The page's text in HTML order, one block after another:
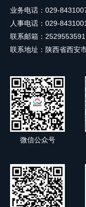
业务电话：029-
人事电话：029-
联系邮箱：
联系地址：陕西省西安
微信公众号